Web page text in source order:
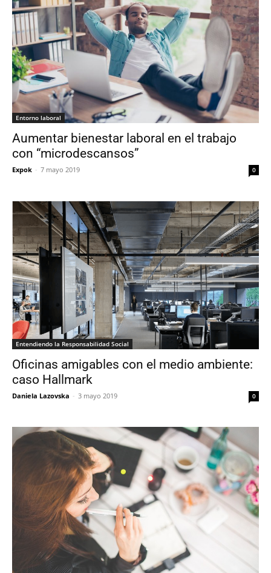
Entorno laboral
Aumentar bienestar laboral en el trabajo
con “microdescansos”
Expok - 7 mayo 2019 0
Entendiendo la Responsabilidad Social
Oficinas amigables con el medio ambiente:
caso Hallmark
Daniela Lazovska - 3 mayo 2019 0